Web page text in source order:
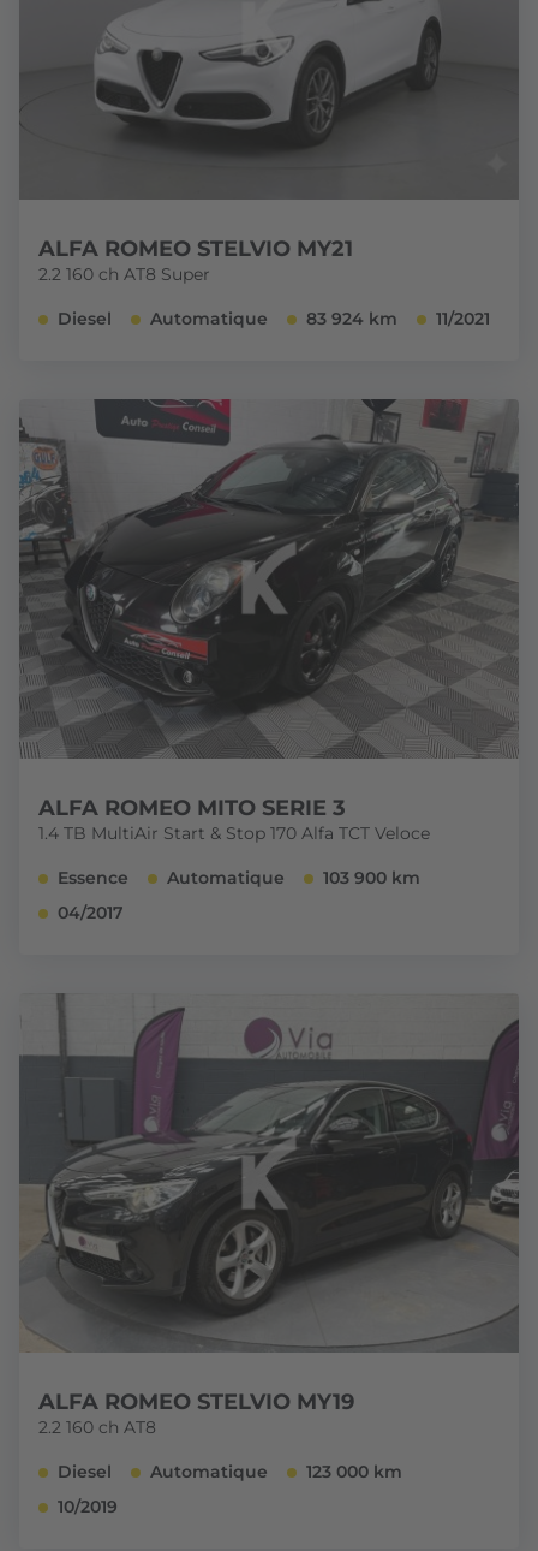
ALFA ROMEO STELVIO MY21
2.2 160 ch AT8 Super
Diesel Automatique 83 924 km 11/2021
ALFA ROMEO MITO SERIE 3
1.4 TB MultiAir Start & Stop 170 Alfa TCT Veloce
Essence Automatique
103 900 km
04/2017
ALFA ROMEO STELVIO MY19
2.2 160 ch AT8
Diesel Automatique
123 000 km
10/2019